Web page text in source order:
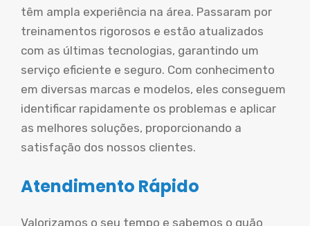
têm ampla experiência na área. Passaram por
treinamentos rigorosos e estão atualizados
com as últimas tecnologias, garantindo um
serviço eficiente e seguro. Com conhecimento
em diversas marcas e modelos, eles conseguem
identificar rapidamente os problemas e aplicar
as melhores soluções, proporcionando a
satisfação dos nossos clientes.
Atendimento Rápido
Valorizamos o seu tempo e sabemos o quão